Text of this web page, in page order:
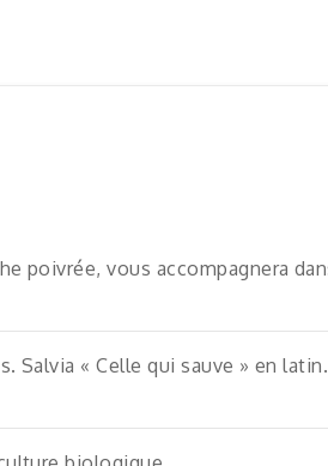
poivrée, vous accompagnera
« Celle qui sauve » en